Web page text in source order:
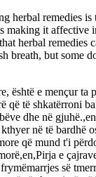
herbal remedies is
making it affective
herbal remedies
breath, but some
është e mençur ta
që të shkatërroni
dhe në
në të bardhë
që mund t'i
e
së